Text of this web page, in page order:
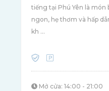
tiếng tại Phú Yên là món
ngon, hẹ thơm và hấp
kh ...
Mở cửa: 14:00 - 21:00